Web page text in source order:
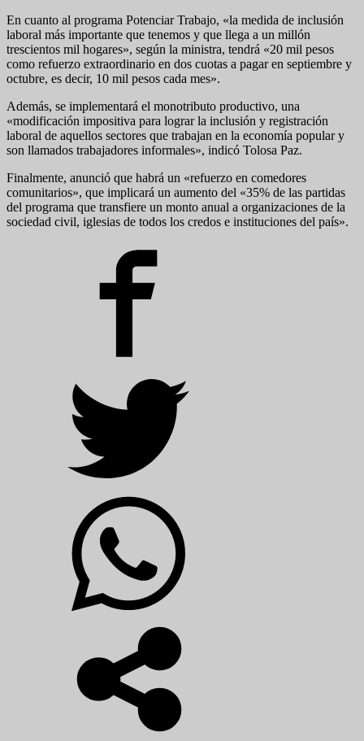
En cuanto al programa Potenciar Trabajo, «la medida de inclusión
laboral más importante que tenemos y que llega a un millón
trescientos mil hogares», según la ministra, tendrá «20 mil pesos
como refuerzo extraordinario en dos cuotas a pagar en septiembre y
octubre, es decir, 10 mil pesos cada mes».
Además, se implementará el monotributo productivo, una
«modificación impositiva para lograr la inclusión y registración
laboral de aquellos sectores que trabajan en la economía popular y
son llamados trabajadores informales», indicó Tolosa Paz.
Finalmente, anunció que habrá un «refuerzo en comedores
comunitarios», que implicará un aumento del «35% de las partidas
del programa que transfiere un monto anual a organizaciones de la
sociedad civil, iglesias de todos los credos e instituciones del país».